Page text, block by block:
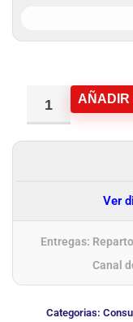
AÑADIR
Ver
Entregas:
Canal
Categorias: